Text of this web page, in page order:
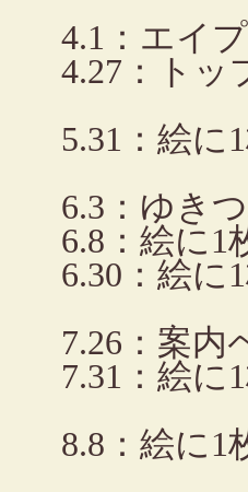
4.1：エイプ
4.27：トッ
5.31：絵に1
6.3：ゆき
6.8：絵に1
6.30：絵に1
7.26：案内
7.31：絵に1
8.8：絵に1